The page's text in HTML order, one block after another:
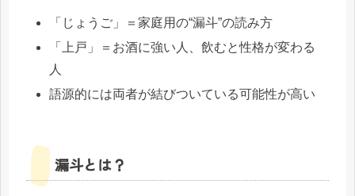
「じょうご」＝家庭用の“漏斗”の読み方
「上戸」＝お酒に強い人、飲むと性格が変わる
人
語源的には両者が結びついている可能性が高い
漏斗とは？